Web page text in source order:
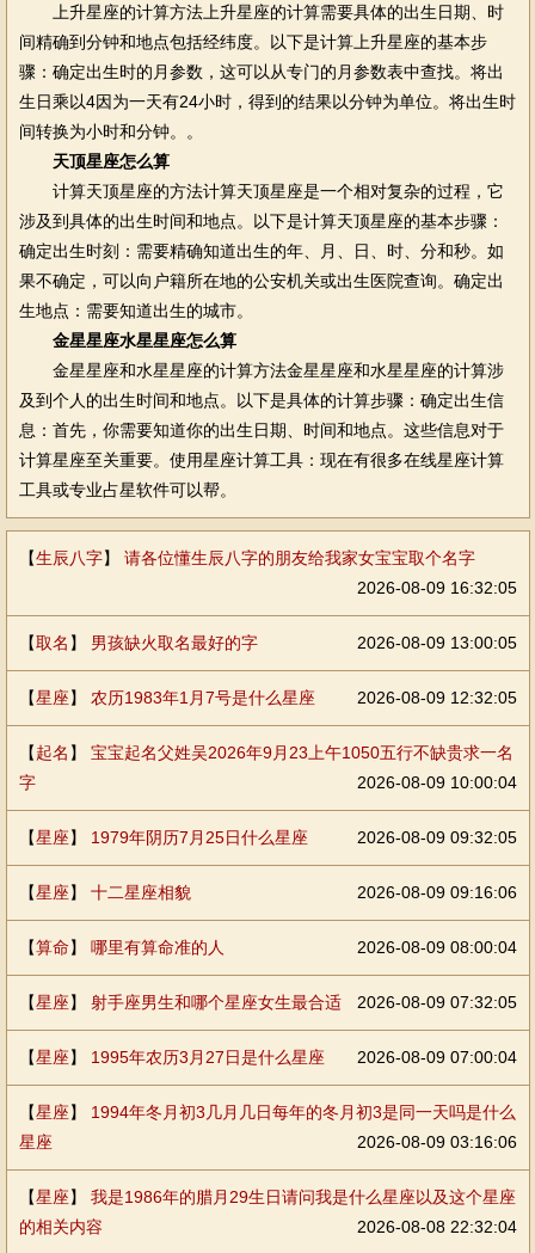
上升星座的计算方法上升星座的计算需要具体的出生日期、时
间精确到分钟和地点包括经纬度。以下是计算上升星座的基本步
骤：确定出生时的月参数，这可以从专门的月参数表中查找。将出
生日乘以4因为一天有24小时，得到的结果以分钟为单位。将出生时
间转换为小时和分钟。。
天顶星座怎么算
计算天顶星座的方法计算天顶星座是一个相对复杂的过程，它
涉及到具体的出生时间和地点。以下是计算天顶星座的基本步骤：
确定出生时刻：需要精确知道出生的年、月、日、时、分和秒。如
果不确定，可以向户籍所在地的公安机关或出生医院查询。确定出
生地点：需要知道出生的城市。
金星星座水星星座怎么算
金星星座和水星星座的计算方法金星星座和水星星座的计算涉
及到个人的出生时间和地点。以下是具体的计算步骤：确定出生信
息：首先，你需要知道你的出生日期、时间和地点。这些信息对于
计算星座至关重要。使用星座计算工具：现在有很多在线星座计算
工具或专业占星软件可以帮。
【生辰八字】 请各位懂生辰八字的朋友给我家女宝宝取个名字
2026-08-09 16:32:05
【取名 】 男孩缺火取名最好的字 2026-08-09 13:00:05
【星座】 农历1983年1月7号是什么星座 2026-08-09 12:32:05
【起名 】 宝宝起名父姓吴2026年9月23上午1050五行不缺贵求一名
字
2026-08-09 10:00:04
【星座】 1979年阴历7月25日什么星座 2026-08-09 09:32:05
【星座】 十二星座相貌 2026-08-09 09:16:06
【算命】 哪里有算命准的人 2026-08-09 08:00:04
【星座】 射手座男生和哪个星座女生最合适 2026-08-09 07:32:05
【星座】 1995年农历3月27日是什么星座 2026-08-09 07:00:04
【星座】 1994年冬月初3几月几日每年的冬月初3是同一天吗是什么
星座
2026-08-09 03:16:06
【星座】 我是1986年的腊月29生日请问我是什么星座以及这个星座
的相关内容
2026-08-08 22:32:04